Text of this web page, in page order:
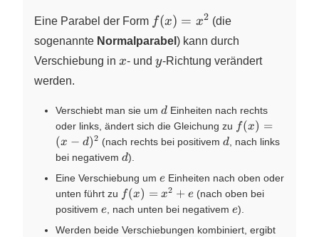
Eine Parabel der Form f(x)=x^{2}
f(x) = x2 (die
sogenannte Normalparabel ) kann durch
Verschiebung in x
x- und y
y-Richtung verändert
werden.
Verschiebt man sie um d
d Einheiten nach rechts
oder links, ändert sich die Gleichung zu f(x)=
(x-
f(x) =
(x − d)2 (nach rechts bei positivem d
d, nach links
bei negativem d
d).
Eine Verschiebung um e
e Einheiten nach oben oder
unten führt zu f(x)=x^{2}+e
f(x) = x2 + e(nach oben bei
positivem e
e, nach unten bei negativem e
e).
Werden beide Verschiebungen kombiniert, ergibt